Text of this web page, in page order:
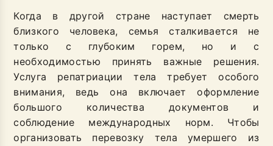
Когда в другой стране наступает смерть
близкого человека, семья сталкивается не
только с глубоким горем, но и с
необходимостью принять важные решения.
Услуга репатриации тела требует особого
внимания, ведь она включает оформление
большого количества документов и
соблюдение международных норм. Чтобы
организовать перевозку тела умершего из